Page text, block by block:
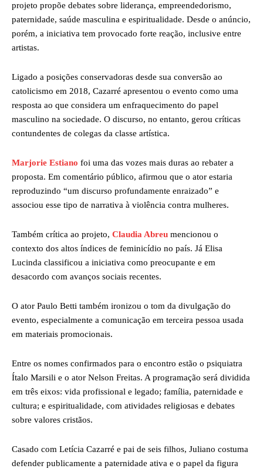
projeto propõe debates sobre liderança, empreendedorismo,
paternidade, saúde masculina e espiritualidade. Desde o anúncio,
porém, a iniciativa tem provocado forte reação, inclusive entre
artistas.
Ligado a posições conservadoras desde sua conversão ao
catolicismo em 2018, Cazarré apresentou o evento como uma
resposta ao que considera um enfraquecimento do papel
masculino na sociedade. O discurso, no entanto, gerou críticas
contundentes de colegas da classe artística.
Marjorie Estiano foi uma das vozes mais duras ao rebater a
proposta. Em comentário público, afirmou que o ator estaria
reproduzindo “um discurso profundamente enraizado” e
associou esse tipo de narrativa à violência contra mulheres.
Também crítica ao projeto, Claudia Abreu mencionou o
contexto dos altos índices de feminicídio no país. Já Elisa
Lucinda classificou a iniciativa como preocupante e em
desacordo com avanços sociais recentes.
O ator Paulo Betti também ironizou o tom da divulgação do
evento, especialmente a comunicação em terceira pessoa usada
em materiais promocionais.
Entre os nomes confirmados para o encontro estão o psiquiatra
Ítalo Marsili e o ator Nelson Freitas. A programação será dividida
em três eixos: vida profissional e legado; família, paternidade e
cultura; e espiritualidade, com atividades religiosas e debates
sobre valores cristãos.
Casado com Letícia Cazarré e pai de seis filhos, Juliano costuma
defender publicamente a paternidade ativa e o papel da figura